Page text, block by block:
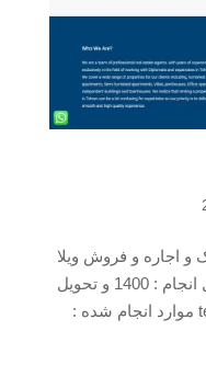
اجاره و فروش ویلا
و آپارتمان و .. به زبان انگلیسی سال انجام : 1400 و تحویل
داده شده آدرس : tehranoffers.com موارد انجام شده :